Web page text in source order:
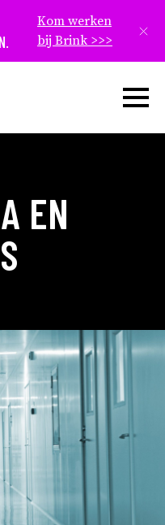
Kom werken
bij Brink >>>
Open
EN